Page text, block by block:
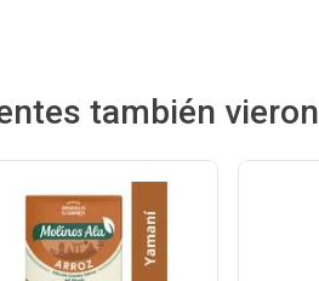
también vieron